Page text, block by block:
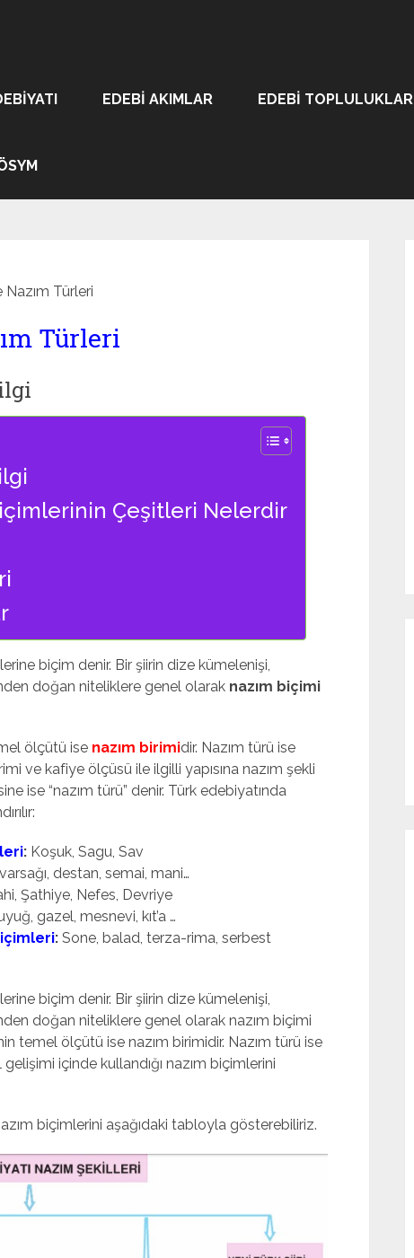
EDEBI AKIMLAR EDEBI TOPLULUKLAR
Nazım Türleri
Türleri
Çeşitleri Nelerdir
biçim denir. Bir şiirin dize kümelenişi,
doğan niteliklere genel olarak nazım biçimi
ölçütü ise nazım birimidir. Nazım türü ise
ve kafiye ölçüsü ile ilgilli yapısına nazım şekli
ise “nazım türü” denir. Türk edebiyatında
: Koşuk, Sagu, Sav
destan, semai, mani…
Şathiye, Nefes, Devriye
gazel, mesnevi, kıt’a …
: Sone, balad, terza-rima, serbest
biçim denir. Bir şiirin dize kümelenişi,
doğan niteliklere genel olarak nazım biçimi
temel ölçütü ise nazım birimidir. Nazım türü ise
içinde kullandığı nazım biçimlerini
biçimlerini aşağıdaki tabloyla gösterebiliriz.